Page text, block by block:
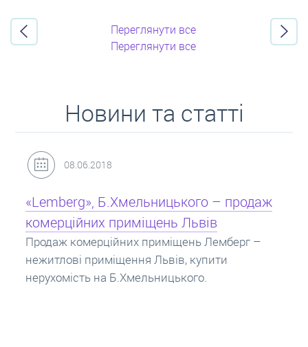
Переглянути все
Переглянути все
Новини та статті
31.05.2018
Кредит під заставу нерухомості: іпотека
Іпотека на квартиру – кредит на житло під
заставу нерухомості. Купити в іпотеку – що
потрібно знати? Консультація від Експертів
про іпотечні кредити.